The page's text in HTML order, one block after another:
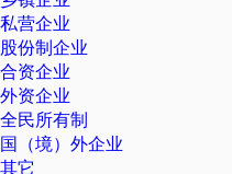
私营企业
股份制企业
合资企业
外资企业
全民所有制
国（境）外企业
其它